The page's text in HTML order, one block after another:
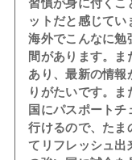
ットだと感じて
海外でこんなに
間があります。
あり、最新の情
りがたいです。
国にパスポート
行けるので、たま
てリフレッシュ